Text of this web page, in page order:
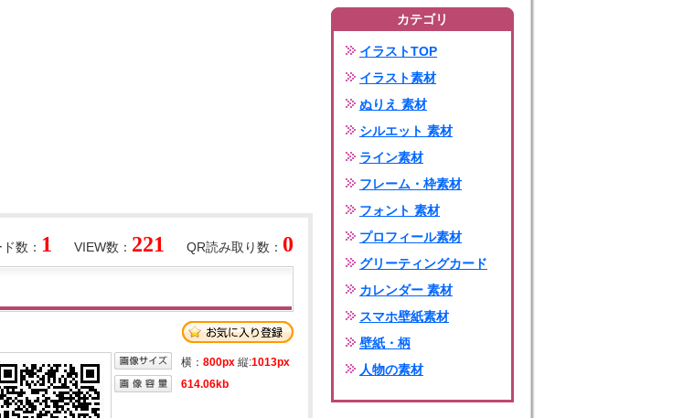
QR読み取り数： 0
VIEW数： 221
数： 1
横： 800px 縦:1013px
614.06kb
カテゴリ
イラストTOP
イラスト素材
ぬりえ 素材
シルエット 素材
ライン素材
フレーム・枠素材
フォント 素材
プロフィール素材
グリーティングカード
カレンダー 素材
スマホ壁紙素材
壁紙・柄
人物の素材